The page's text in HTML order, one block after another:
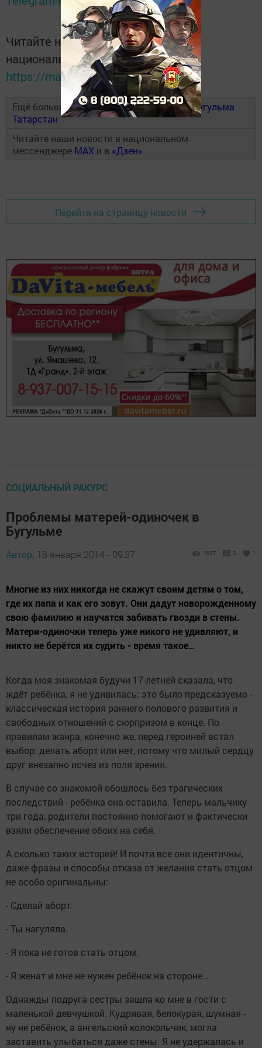
Читайте новости Татарстана в
национальном мессенджере MАХ:
https://max.ru/tatmedia
Ещё больше новостей в Telegram-каналеБугульма
Татарстан
Читайте наши новости в национальном
мессенджере MAX и в «Дзен»
Перейти на страницу новости
СОЦИАЛЬНЫЙ РАКУРС
Проблемы матерей-одиночек в
Бугульме
Автор, 18 января 2014 - 09:37 1587 0 1
Многие из них никогда не скажут своим детям о том,
где их папа и как его зовут. Они дадут новорожденному
свою фамилию и научатся забивать гвозди в стены.
Матери-одиночки теперь уже никого не удивляют, и
никто не берётся их судить - время такое…
Когда моя знакомая будучи 17-летней сказала, что
ждёт ребёнка, я не удивилась: это было предсказуемо -
классическая история раннего полового развития и
свободных отношений с сюрпризом в конце. По
правилам жанра, конечно же, перед героиней встал
выбор: делать аборт или нет, потому что милый сердцу
друг внезапно исчез из поля зрения.
В случае со знакомой обошлось без трагических
последствий - ребёнка она оставила. Теперь мальчику
три года, родители постоянно помогают и фактически
взяли обеспечение обоих на себя.
А сколько таких историй! И почти все они идентичны,
даже фразы и способы отказа от желания стать отцом
не особо оригинальны:
- Сделай аборт.
- Ты нагуляла.
- Я пока не готов стать отцом.
- Я женат и мне не нужен ребёнок на стороне…
Однажды подруга сестры зашла ко мне в гости с
маленькой девчушкой. Кудрявая, белокурая, шумная -
ну не ребёнок, а ангельский колокольчик, могла
заставить улыбаться даже стены. Я не удержалась и